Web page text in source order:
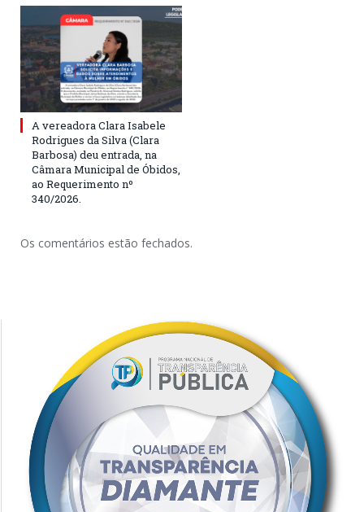
A vereadora Clara Isabele
Rodrigues da Silva (Clara
Barbosa) deu entrada, na
Câmara Municipal de Óbidos,
ao Requerimento nº
340/2026.
Os comentários estão fechados.